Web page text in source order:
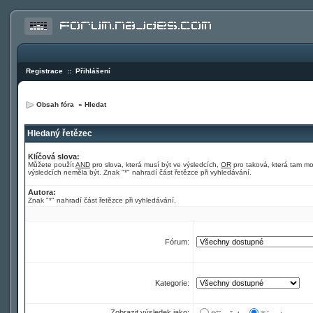
Registrace :: Přihlášení
Obsah fóra » Hledat
Hledaný řetězec
Klíčová slova:
Můžete použítAND pro slova, která musí být ve výsledcích, OR pro taková, která tam
výsledcích neměla být. Znak "*" nahradí část řetězce při vyhledávání.
Autora:
Znak "*" nahradí část řetězce při vyhledávání.
Fórum:
Kategorie: